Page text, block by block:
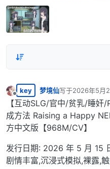
离线
key 梦境仙写于2026年5月
最后由 编辑
【互动SLG/官中/贫乳/睡
成方法 Raising a Happy
方中文版【968M/CV】
发行日期: 2026 年 5 月 15
剧情丰富,沉浸式模拟,裸露,